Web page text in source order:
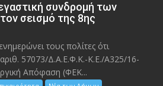
συνδρομή των
σεισμό της 8ης
τους πολίτες ότι
57073/Δ.Α.Ε.Φ.Κ.-Κ.Ε./Α325/16-
Απόφαση (ΦΕΚ...